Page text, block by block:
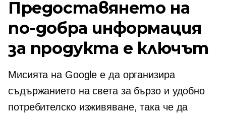
Предоставянето на
по-добра информация
за продукта е ключът
Мисията на Google е да организира
съдържанието на света за бързо и удобно
потребителско изживяване, така че да